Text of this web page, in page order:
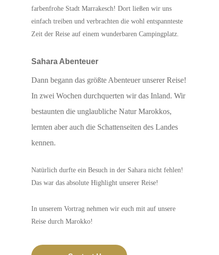
farbenfrohe Stadt Marrakesch! Dort ließen wir uns
einfach treiben und verbrachten die wohl entspannteste
Zeit der Reise auf einem wunderbaren Campingplatz.
Sahara Abenteuer
Dann begann das größte Abenteuer unserer Reise!
In zwei Wochen durchquerten wir das Inland. Wir
bestaunten die unglaubliche Natur Marokkos,
lernten aber auch die Schattenseiten des Landes
kennen.
Natürlich durfte ein Besuch in der Sahara nicht fehlen!
Das war das absolute Highlight unserer Reise!
In unserem Vortrag nehmen wir euch mit auf unsere
Reise durch Marokko!